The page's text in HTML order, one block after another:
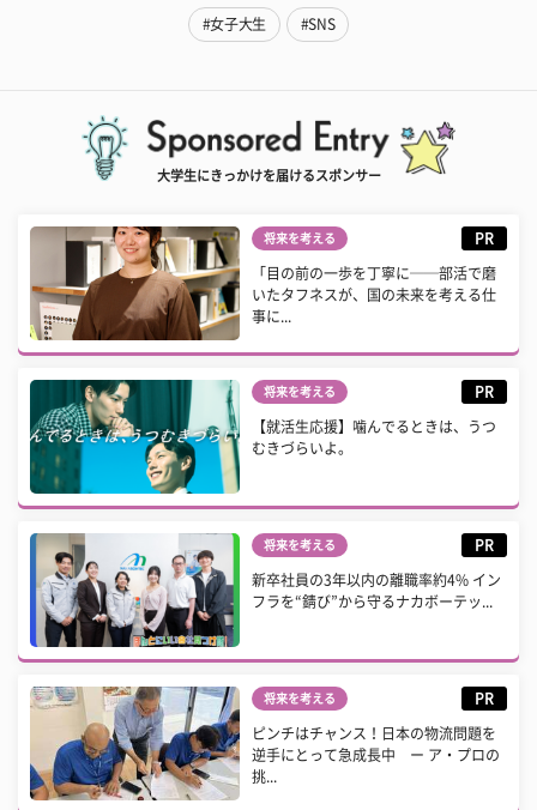
#女子大生 #SNS
大学生にきっかけを届けるスポンサー
将来を考える PR
「目の前の一歩を丁寧に──部活で磨
いたタフネスが、国の未来を考える仕
事に...
将来を考える PR
【就活生応援】噛んでるときは、うつ
むきづらいよ。
将来を考える PR
新卒社員の3年以内の離職率約4% イン
フラを“錆び”から守るナカボーテッ...
将来を考える PR
ピンチはチャンス！日本の物流問題を
逆手にとって急成長中 ー ア・プロの
挑...